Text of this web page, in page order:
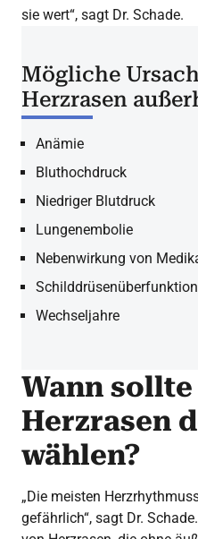
sie wert“, sagt Dr. Schade.
Mögliche
Herzrasen
Anämie
Bluthochdruck
Niedriger Blutdruck
Lungenembolie
Nebenwirkung von
Schilddrüsenüberfunktion
Wechseljahre
Wann
Herzrasen
wählen?
„Die meisten
gefährlich“, sagt Dr.